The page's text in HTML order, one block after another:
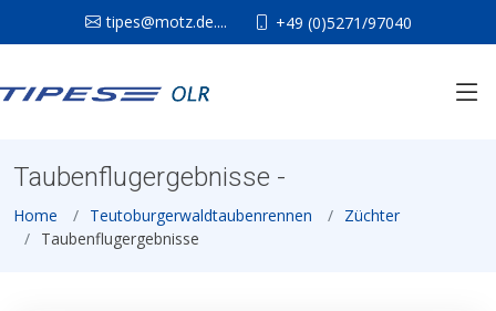
tipes@motz.de.... +49 (0)5271/97040
Taubenflugergebnisse -
Home Teutoburgerwaldtaubenrennen
Züchter
Taubenflugergebnisse